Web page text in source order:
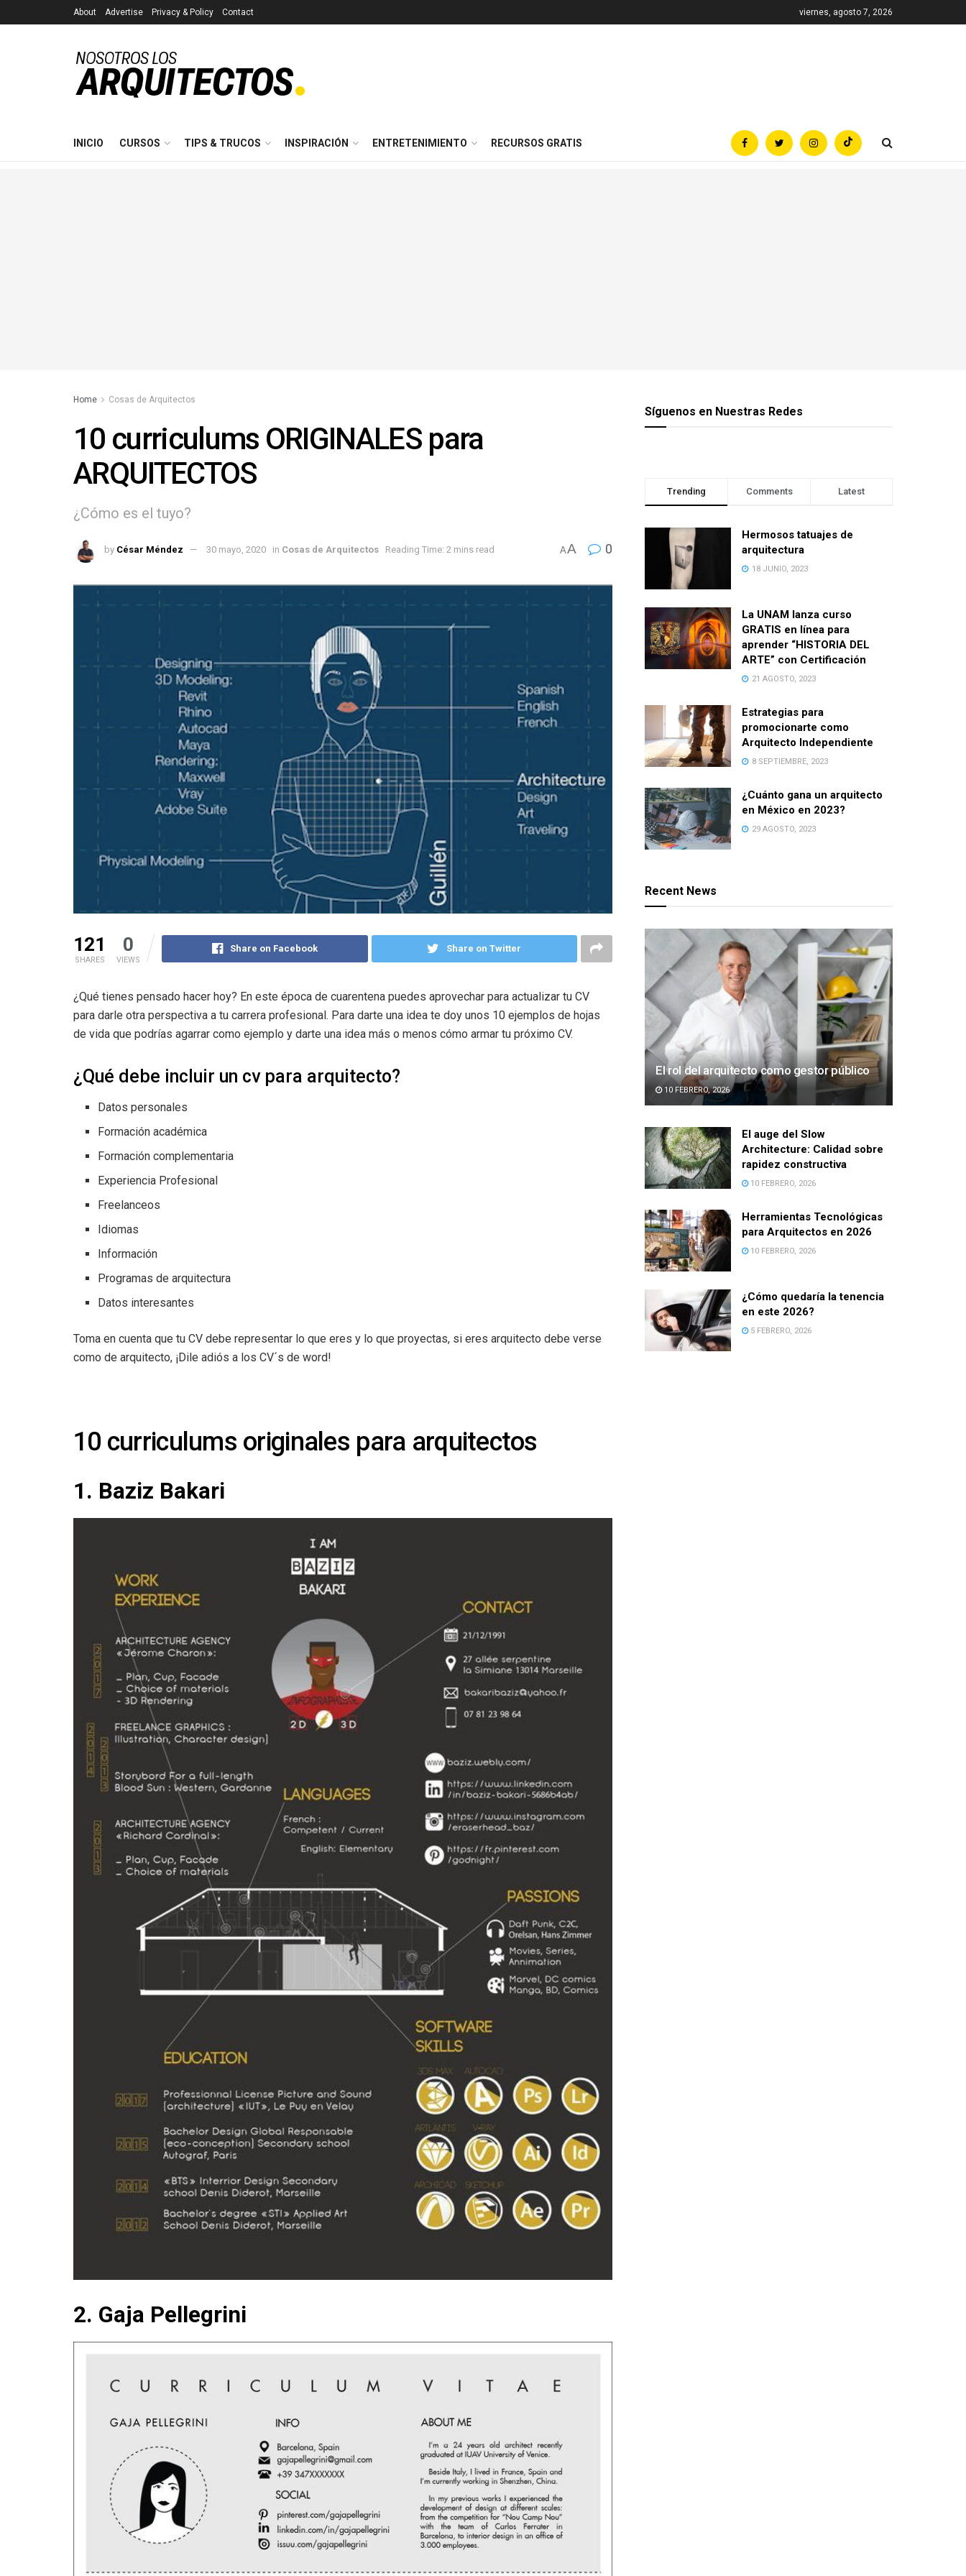
About Advertise Privacy & Policy Contact viernes, agosto 7, 2026
INICIO CURSOS TIPS & TRUCOS INSPIRACIÓN ENTRETENIMIENTO RECURSOS GRATIS
Home Cosas de Arquitectos
10 curriculums ORIGINALES para
ARQUITECTOS
¿Cómo es el tuyo?
by César Méndez 30 mayo, 2020 in Cosas de Arquitectos Reading Time: 2 mins read AA 0
121
SHARES
0
VIEWS
Share on Facebook Share on Twitter
¿Qué tienes pensado hacer hoy? En este época de cuarentena puedes aprovechar para actualizar tu CV
para darle otra perspectiva a tu carrera profesional. Para darte una idea te doy unos 10 ejemplos de hojas
de vida que podrías agarrar como ejemplo y darte una idea más o menos cómo armar tu próximo CV.
¿Qué debe incluir un cv para arquitecto?
Datos personales
Formación académica
Formación complementaria
Experiencia Profesional
Freelanceos
Idiomas
Información
Programas de arquitectura
Datos interesantes
Toma en cuenta que tu CV debe representar lo que eres y lo que proyectas, si eres arquitecto debe verse
como de arquitecto, ¡Dile adiós a los CV´s de word!
10 curriculums originales para arquitectos
1. Baziz Bakari
2. Gaja Pellegrini
Síguenos en Nuestras Redes
Trending Comments Latest
Hermosos tatuajes de
arquitectura
18 JUNIO, 2023
La UNAM lanza curso
GRATIS en línea para
aprender “HISTORIA DEL
ARTE” con Certificación
21 AGOSTO, 2023
Estrategias para
promocionarte como
Arquitecto Independiente
8 SEPTIEMBRE, 2023
¿Cuánto gana un arquitecto
en México en 2023?
29 AGOSTO, 2023
Recent News
El rol del arquitecto como gestor público
10 FEBRERO, 2026
El auge del Slow
Architecture: Calidad sobre
rapidez constructiva
10 FEBRERO, 2026
Herramientas Tecnológicas
para Arquitectos en 2026
10 FEBRERO, 2026
¿Cómo quedaría la tenencia
en este 2026?
5 FEBRERO, 2026